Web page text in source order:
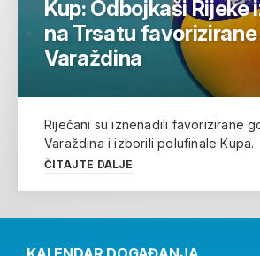
Kup: Odbojkaši Rijeke
na Trsatu
Varaždina
Riječani su iznenadili favorizirane
Varaždina i izborili polufinale Kupa.
ČITAJTE DALJE